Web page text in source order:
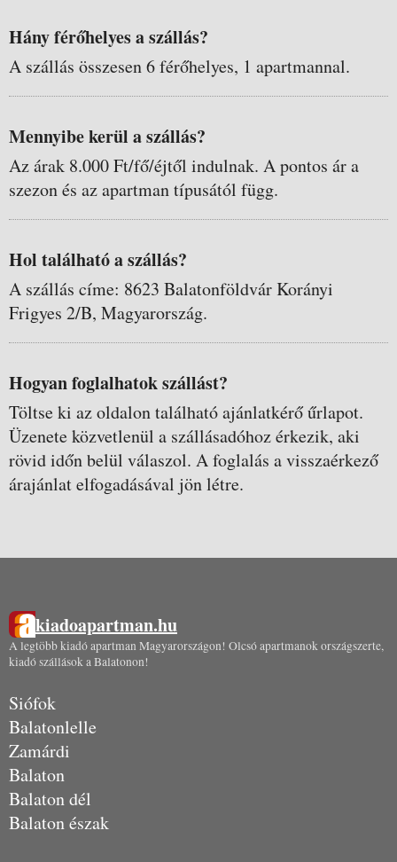
Hány férőhelyes a szállás?
A szállás összesen 6 férőhelyes, 1 apartmannal.
Mennyibe kerül a szállás?
Az árak 8.000 Ft/fő/éjtől indulnak. A pontos ár a
szezon és az apartman típusától függ.
Hol található a szállás?
A szállás címe: 8623 Balatonföldvár Korányi
Frigyes 2/B, Magyarország.
Hogyan foglalhatok szállást?
Töltse ki az oldalon található ajánlatkérő űrlapot.
Üzenete közvetlenül a szállásadóhoz érkezik, aki
rövid időn belül válaszol. A foglalás a visszaérkező
árajánlat elfogadásával jön létre.
kiadoapartman.hu
A legtöbb kiadó apartman Magyarországon! Olcsó apartmanok országszerte,
kiadó szállások a Balatonon!
Siófok
Balatonlelle
Zamárdi
Balaton
Balaton dél
Balaton észak